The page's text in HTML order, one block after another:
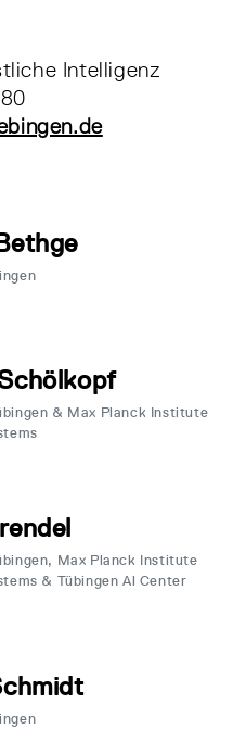
Intelligenz
& Max Planck Institute
Max Planck Institute
& Tübingen Al Center